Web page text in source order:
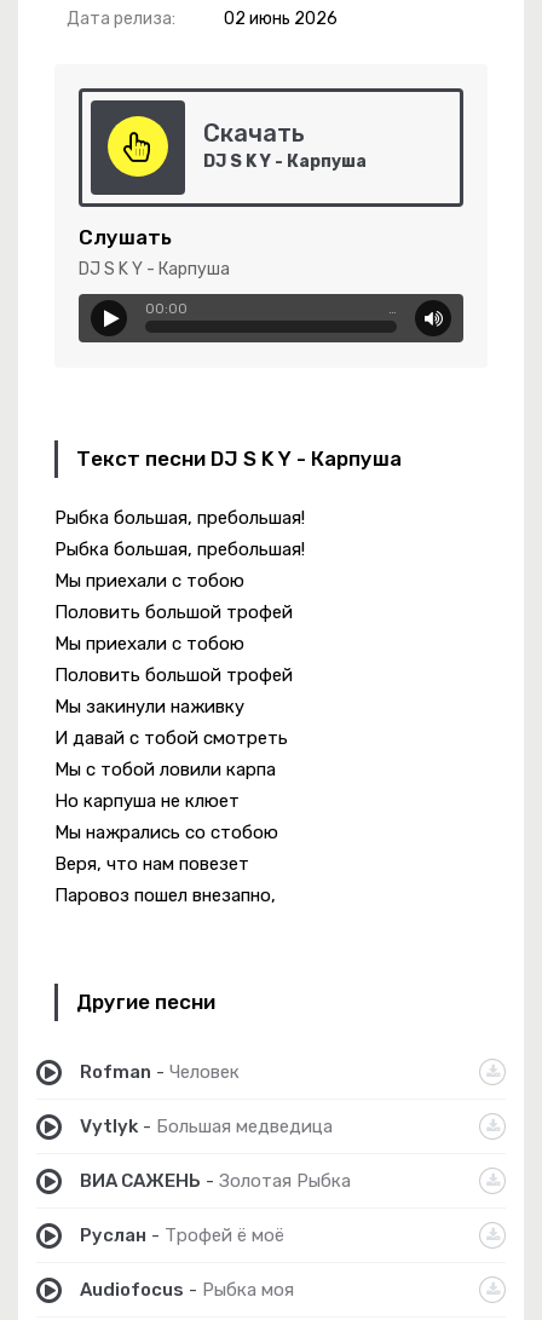
Дата релиза: 02 июнь 2026
Скачать
DJ S K Y - Карпуша
Слушать
DJ S K Y - Карпуша
00:00 …
Текст песни DJ S K Y - Карпуша
Рыбка большая, пребольшая!
Рыбка большая, пребольшая!
Мы приехали с тобою
Половить большой трофей
Мы приехали с тобою
Половить большой трофей
Мы закинули наживку
И давай с тобой смотреть
Мы с тобой ловили карпа
Но карпуша не клюет
Мы нажрались со стобою
Веря, что нам повезет
Паровоз пошел внезапно,
Другие песни
Rofman - Человек
Vytlyk - Большая медведица
ВИА САЖЕНЬ - Золотая Рыбка
Руслан - Трофей ё моё
Audiofocus - Рыбка моя
Туман
Радость
Бы Жить